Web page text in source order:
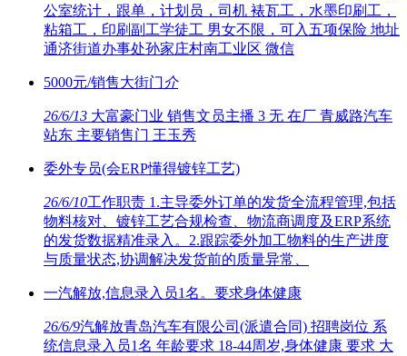
公室统计，跟单，计划员，司机 裱瓦工，水墨印刷工，
粘箱工，印刷副工学徒工 男女不限，可入五项保险 地址
通济街道办事处孙家庄村南工业区 微信
5000元/销售大街门 介
26/6/13 大富豪门业 销售文员主播 3 无 在厂 青威路汽车
站东 主要销售门 王玉秀
委外专员(会ERP懂得镀锌工艺)
26/6/10工作职责 1.主导委外订单的发货全流程管理,包括
物料核对、镀锌工艺合规检查、物流商调度及ERP系统
的发货数据精准录入。2.跟踪委外加工物料的生产进度
与质量状态,协调解决发货前的质量异常、
一汽解放,信息录入员1名。要求身体健康
26/6/9汽解放青岛汽车有限公司(派遣合同) 招聘岗位 系
统信息录入员1名 年龄要求 18-44周岁,身体健康 要求 大